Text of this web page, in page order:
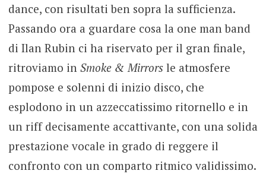
dance, con risultati ben sopra la sufficienza.
Passando ora a guardare cosa la one man band
di Ilan Rubin ci ha riservato per il gran finale,
ritroviamo in Smoke & Mirrorsle atmosfere
pompose e solenni di inizio disco, che
esplodono in un azzeccatissimo ritornello e in
un riff decisamente accattivante, con una solida
prestazione vocale in grado di reggere il
confronto con un comparto ritmico validissimo.